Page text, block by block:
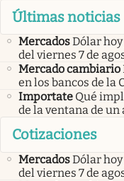
Últimas noticias
MercadosDólar
del viernes 7 de
Mercado cambiario
en los bancos de la
Importate Qué
de la ventana de
Cotizaciones
MercadosDólar
del viernes 7 de